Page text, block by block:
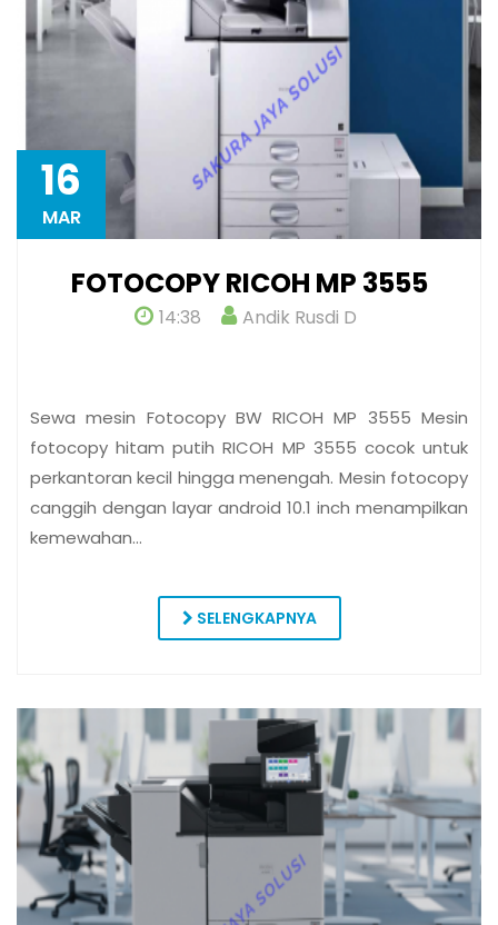
16
MAR
FOTOCOPY RICOH MP 3555
14:38 Andik Rusdi D
Sewa mesin Fotocopy BW RICOH MP 3555 Mesin
fotocopy hitam putih RICOH MP 3555 cocok untuk
perkantoran kecil hingga menengah. Mesin fotocopy
canggih dengan layar android 10.1 inch menampilkan
kemewahan…
SELENGKAPNYA